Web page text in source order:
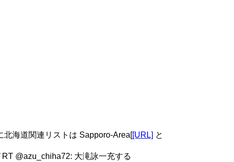
海道関連リストは Sapporo-Area[[URL] と
@azu_chiha72: 大滝詠一充する